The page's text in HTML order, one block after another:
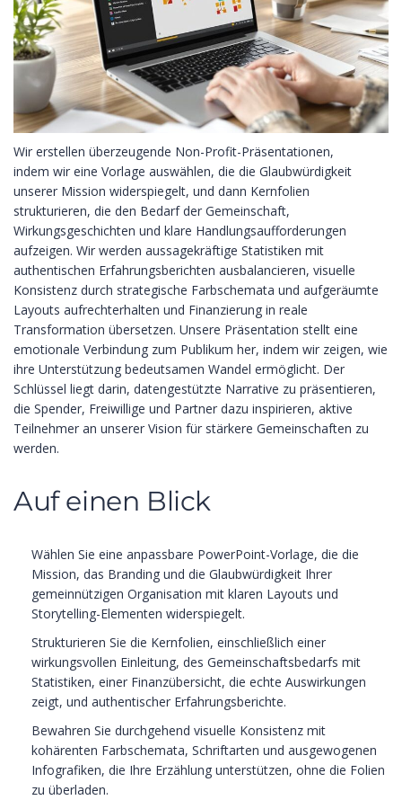
Wir erstellen überzeugende Non-Profit-Präsentationen,
indem wir eine Vorlage auswählen, die die Glaubwürdigkeit
unserer Mission widerspiegelt, und dann Kernfolien
strukturieren, die den Bedarf der Gemeinschaft,
Wirkungsgeschichten und klare Handlungsaufforderungen
aufzeigen. Wir werden aussagekräftige Statistiken mit
authentischen Erfahrungsberichten ausbalancieren, visuelle
Konsistenz durch strategische Farbschemata und aufgeräumte
Layouts aufrechterhalten und Finanzierung in reale
Transformation übersetzen. Unsere Präsentation stellt eine
emotionale Verbindung zum Publikum her, indem wir zeigen, wie
ihre Unterstützung bedeutsamen Wandel ermöglicht. Der
Schlüssel liegt darin, datengestützte Narrative zu präsentieren,
die Spender, Freiwillige und Partner dazu inspirieren, aktive
Teilnehmer an unserer Vision für stärkere Gemeinschaften zu
werden.
Auf einen Blick
Wählen Sie eine anpassbare PowerPoint-Vorlage, die die
Mission, das Branding und die Glaubwürdigkeit Ihrer
gemeinnützigen Organisation mit klaren Layouts und
Storytelling-Elementen widerspiegelt.
Strukturieren Sie die Kernfolien, einschließlich einer
wirkungsvollen Einleitung, des Gemeinschaftsbedarfs mit
Statistiken, einer Finanzübersicht, die echte Auswirkungen
zeigt, und authentischer Erfahrungsberichte.
Bewahren Sie durchgehend visuelle Konsistenz mit
kohärenten Farbschemata, Schriftarten und ausgewogenen
Infografiken, die Ihre Erzählung unterstützen, ohne die Folien
zu überladen.